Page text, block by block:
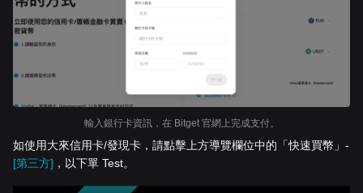
輸入銀行卡資訊，在 Bitget 官網上完成支付。
如使用大來信用卡/發現卡，請點擊上方導覽欄位中的「快速買幣」-
[第三方] ，以下單 Test。